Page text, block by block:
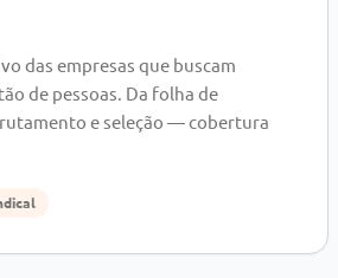
das empresas que buscam
de pessoas. Da folha de
e seleção — cobertura